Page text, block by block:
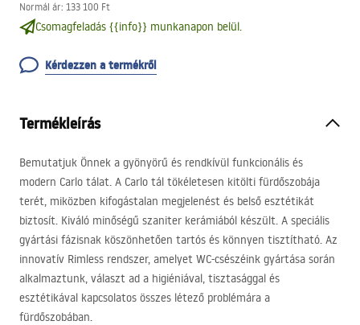
Normál ár: 133 100 Ft
Csomagfeladás {{info}} munkanapon belül.
Kérdezzen a termékről
Termékleírás
Bemutatjuk Önnek a gyönyörű és rendkívül funkcionális és
modern Carlo tálat. A Carlo tál tökéletesen kitölti fürdőszobája
terét, miközben kifogástalan megjelenést és belső esztétikát
biztosít. Kiváló minőségű szaniter kerámiából készült. A speciális
gyártási fázisnak köszönhetően tartós és könnyen tisztítható. Az
innovatív Rimless rendszer, amelyet WC-csészéink gyártása során
alkalmaztunk, választ ad a higiéniával, tisztasággal és
esztétikával kapcsolatos összes létező problémára a
fürdőszobában.